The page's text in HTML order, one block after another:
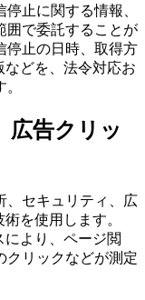
止に関する情報、
囲で委託することが
停止の日時、取得方
どを、法令対応お
広告クリッ
、セキュリティ、広
を使用します。
により、ページ閲
クリックなどが測定